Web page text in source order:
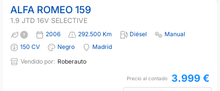
ALFA ROMEO 159
1.9 JTD 16V SELECTIVE
2006 292.500 Km Diésel
Manual
150 CV
Negro
Madrid
Vendido por: Roberauto
Precio al contado 3.999 €